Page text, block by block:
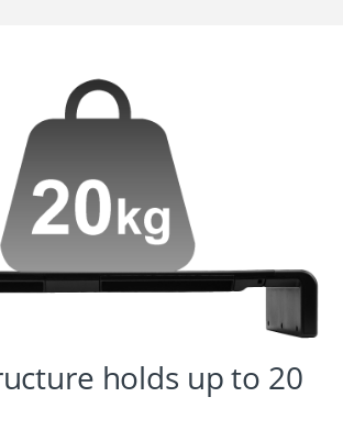
holds up to 20